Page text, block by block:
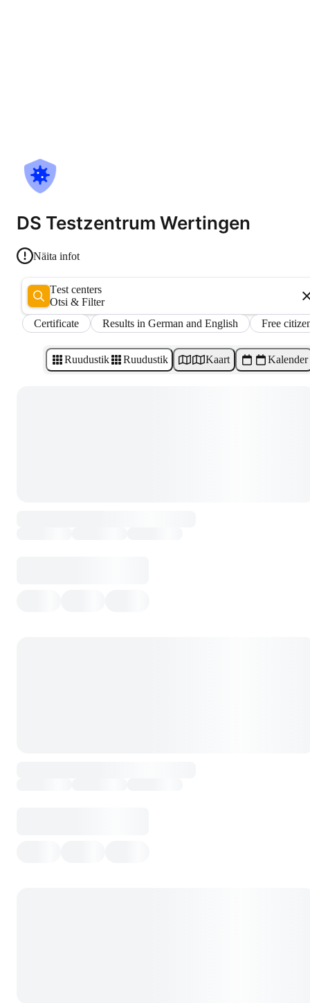
DS Testzentrum Wertingen
Näita infot
Test centers
Otsi & Filter
Certificate
Results in German and English Free
Ruudustik Ruudustik Kaart Kalender